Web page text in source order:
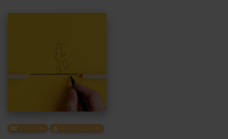
STRATEGIA PRAWO BIZNESU